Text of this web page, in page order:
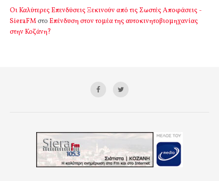
Οι Καλύτερες Επενδύσεις Ξεκινούν από τις Σωστές Αποφάσεις -
SieraFMστο Επένδυση στον τομέα της αυτοκινητοβιομηχανίας
στην Κοζάνη?